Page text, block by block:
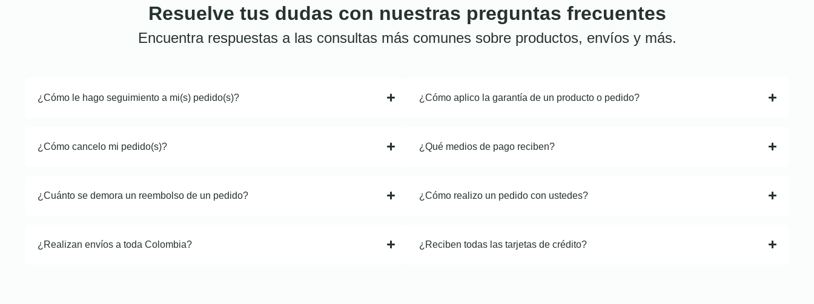
Resuelve tus dudas con nuestras preguntas frecuentes
Encuentra respuestas a las consultas más comunes sobre productos, envíos y más.
¿Cómo le hago seguimiento a mi(s) pedido(s)?
¿Cómo cancelo mi pedido(s)?
¿Cuánto se demora un reembolso de un pedido?
¿Realizan envíos a toda Colombia?
¿Cómo aplico la garantía de un producto o pedido?
¿Qué medios de pago reciben?
¿Cómo realizo un pedido con ustedes?
¿Reciben todas las tarjetas de crédito?